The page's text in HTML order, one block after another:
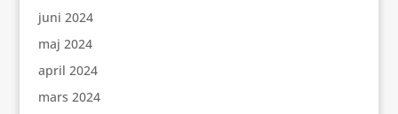
juni 2024
maj 2024
april 2024
mars 2024